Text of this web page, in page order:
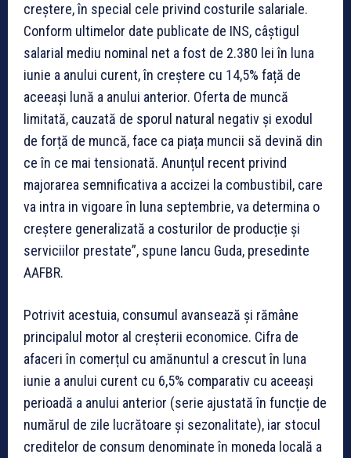
creștere, în special cele privind costurile salariale.
Conform ultimelor date publicate de INS, câștigul
salarial mediu nominal net a fost de 2.380 lei în luna
iunie a anului curent, în creștere cu 14,5% față de
aceeași lună a anului anterior. Oferta de muncă
limitată, cauzată de sporul natural negativ și exodul
de forță de muncă, face ca piața muncii să devină din
ce în ce mai tensionată. Anunțul recent privind
majorarea semnificativa a accizei la combustibil, care
va intra in vigoare în luna septembrie, va determina o
creștere generalizată a costurilor de producție și
serviciilor prestate”, spune Iancu Guda, presedinte
AAFBR.
Potrivit acestuia, consumul avansează și rămâne
principalul motor al creșterii economice. Cifra de
afaceri în comerțul cu amănuntul a crescut în luna
iunie a anului curent cu 6,5% comparativ cu aceeași
perioadă a anului anterior (serie ajustată în funcție de
numărul de zile lucrătoare și sezonalitate), iar stocul
creditelor de consum denominate în moneda locală a